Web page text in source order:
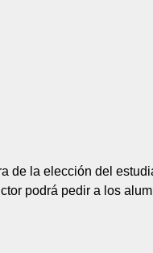
de la elección del
podrá pedir a los